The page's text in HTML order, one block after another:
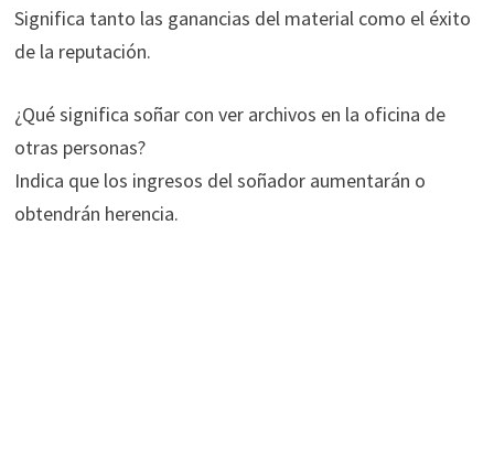
Significa tanto las ganancias del material como el éxito
de la reputación.
¿Qué significa soñar con ver archivos en la oficina de
otras personas?
Indica que los ingresos del soñador aumentarán o
obtendrán herencia.